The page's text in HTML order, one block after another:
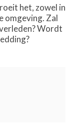
het, zowel in
omgeving. Zal
Wordt